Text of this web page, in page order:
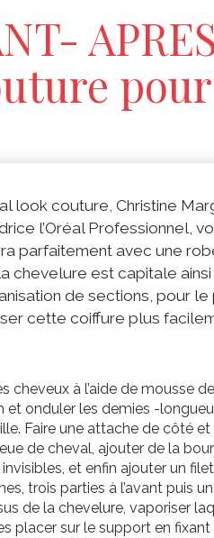
look couture, Christine
l’Oréal Professionnel,
parfaitement avec une
chevelure est capitale
de sections, pour
cette coiffure plus
cheveux à l’aide de mousse
onduler les demies -
Faire une attache de côté et
de cheval, ajouter de la
et enfin ajouter un filet
trois parties à l’avant puis
de la chevelure, vaporiser
placer sur le support en